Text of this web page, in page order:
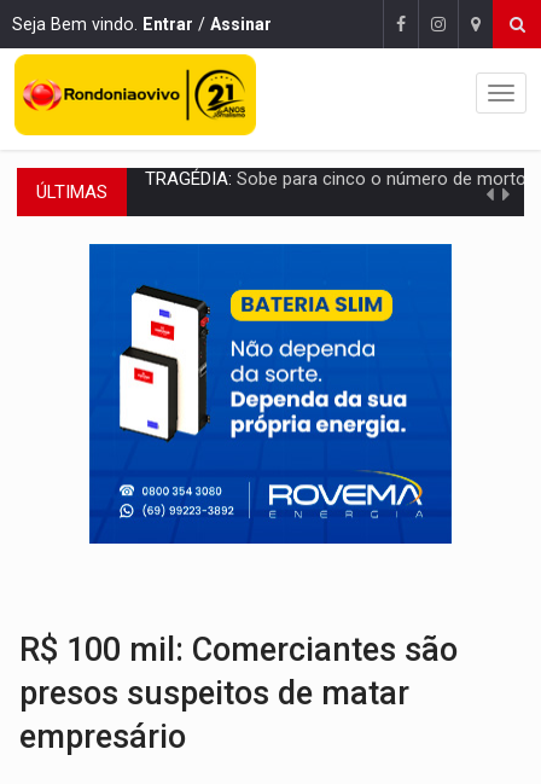
Seja Bem vindo. Entrar / Assinar
ÚLTIMAS TRANSPORTE DE ARROZ:MPF assegura cumprimento da legislação sobre transporte
DEEPFAKE:Sancionada lei contra violência sexual infantil na
COLEGIADO:Brasil e Rússia discutem energia nuclear, defesa e
URGENTE: Colisão entre caminhão e carro deixa quatro mortos e um em
ENCONTRO:Amazônia Negra ganha projeção nacional com participação de
PREVISÃO:Porto Velho tem chances de chuvas isoladas nesta
SINDICATOS UNIDOS:Assembleia Geral delibera greve da educação
R$ 100 mil: Comerciantes são
presos suspeitos de matar
empresário